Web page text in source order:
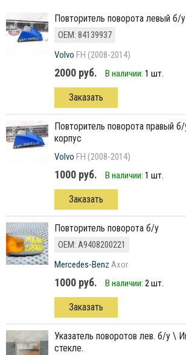
Повторитель поворота левый б/у
ОЕМ: 84139937
Volvo FH (2008-2014)
2000 руб. В наличии: 1 шт.
Заказать
Повторитель поворота правый б/у \ Повреждён
корпус
Volvo FH (2008-2014)
1000 руб. В наличии: 1 шт.
Заказать
Повторитель поворота б/у
ОЕМ: A9408200221
Mercedes-Benz Axor
1000 руб. В наличии: 2 шт.
Заказать
указатель поворотов лев. б/у \ Имеются трещины на
стекле.